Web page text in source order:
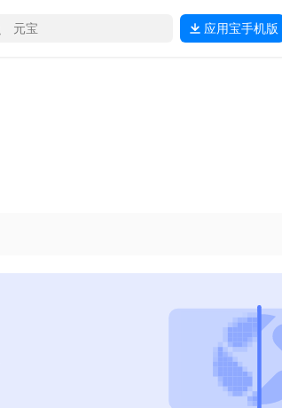
应用宝手机版